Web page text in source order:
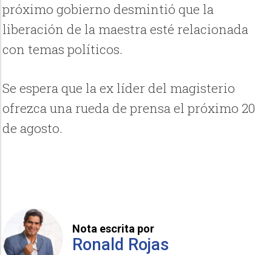
próximo gobierno desmintió que la
liberación de la maestra esté relacionada
con temas políticos.
Se espera que la ex líder del magisterio
ofrezca una rueda de prensa el próximo 20
de agosto.
Nota escrita por
Ronald Rojas